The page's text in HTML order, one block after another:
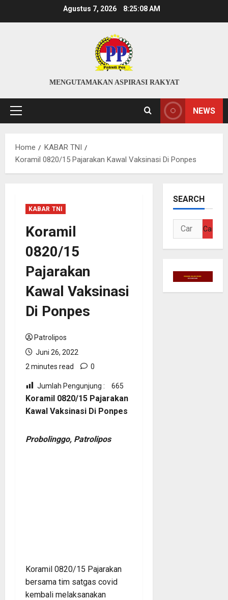
Agustus 7, 2026 8:25:08 AM
MENGUTAMAKAN ASPIRASI RAKYAT
Primary
NEWS
Home
KABAR TNI
Koramil 0820/15 Pajarakan Kawal Vaksinasi Di Ponpes
KABAR TNI
Koramil
0820/15
Pajarakan
Kawal Vaksinasi
Di Ponpes
Patrolipos
Juni 26, 2022
2 minutes read
0
Jumlah Pengunjung : 665
Koramil 0820/15 Pajarakan
Kawal Vaksinasi Di Ponpes
Probolinggo, Patrolipos
Koramil 0820/15 Pajarakan
bersama tim satgas covid
kembali melaksanakan
SEARCH
Cari
untuk: